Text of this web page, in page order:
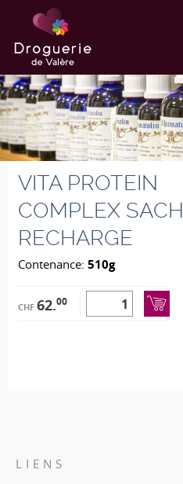
VITA PROTEIN
COMPLEX SACH
RECHARGE
Contenance: 510g
CHF 62.00
LIENS